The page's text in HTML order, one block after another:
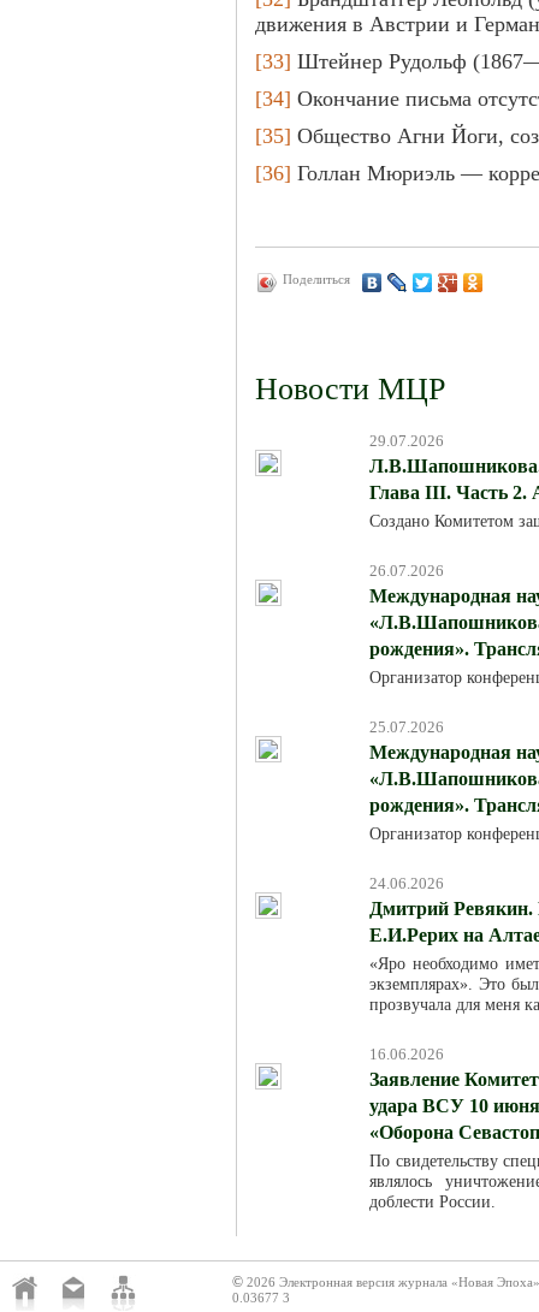
движения в Австрии и
[33] Штейнер Рудольф
[34] Окончание письма
[35] Общество Агни Йоги,
[36] Голлан Мюриэль —
Поделиться
Новости МЦР
29.07.2026
Л.В.Шапошникова.
Глава III. Часть 2.
Создано Комитетом
26.07.2026
Международная
рождения».
Организатор
25.07.2026
Международная
рождения».
Организатор
24.06.2026
Дмитрий Ревякин.
Е.И.Рерих на
«Яро необходимо
экземплярах». Это
прозвучала для меня
16.06.2026
Заявление
удара ВСУ 10
«Оборона
По свидетельству
являлось
доблести России.
© 2026 Электронная версия журнала «Новая Эпоха»
0.03677 3